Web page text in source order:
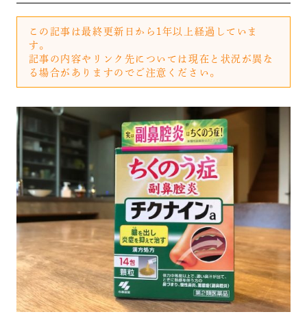
この記事は最終更新日から1年以上経過していま
す。
記事の内容やリンク先については現在と状況が異な
る場合がありますのでご注意ください。